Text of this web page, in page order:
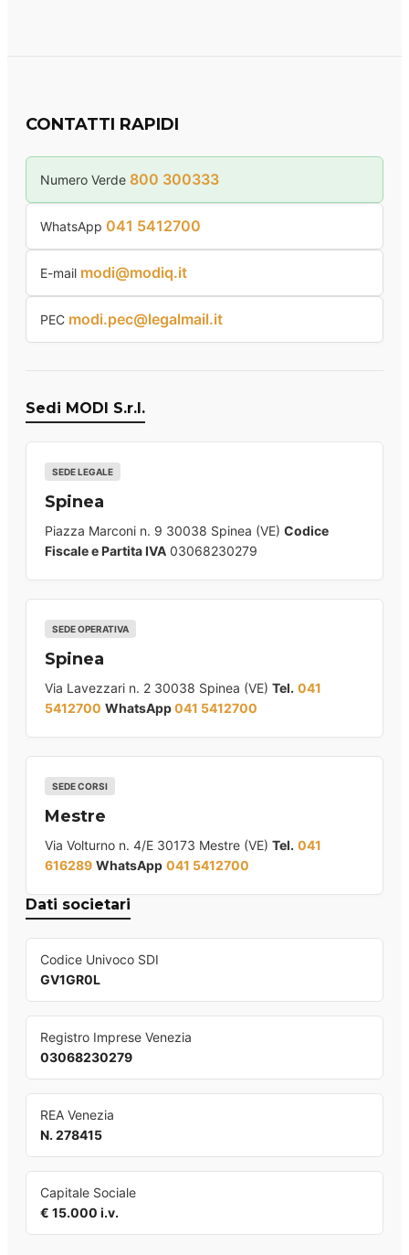
CONTATTI RAPIDI
Numero Verde 800 300333
WhatsApp 041 5412700
E-mail modi@modiq.it
PEC modi.pec@legalmail.it
Sedi MODI S.r.l.
SEDE LEGALE
Spinea
Piazza Marconi n. 9 30038 Spinea (VE) Codice
Fiscale e Partita IVA 03068230279
SEDE OPERATIVA
Spinea
Via Lavezzari n. 2 30038 Spinea (VE) Tel. 041
5412700 WhatsApp041 5412700
SEDE CORSI
Mestre
Via Volturno n. 4/E 30173 Mestre (VE) Tel. 041
616289 WhatsApp 041 5412700
Dati societari
Codice Univoco SDI
GV1GR0L
Registro Imprese Venezia
03068230279
REA Venezia
N. 278415
Capitale Sociale
€ 15.000 i.v.